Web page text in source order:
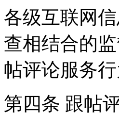
各级互联网
查相结合的
帖评论服务行
第四条 跟帖